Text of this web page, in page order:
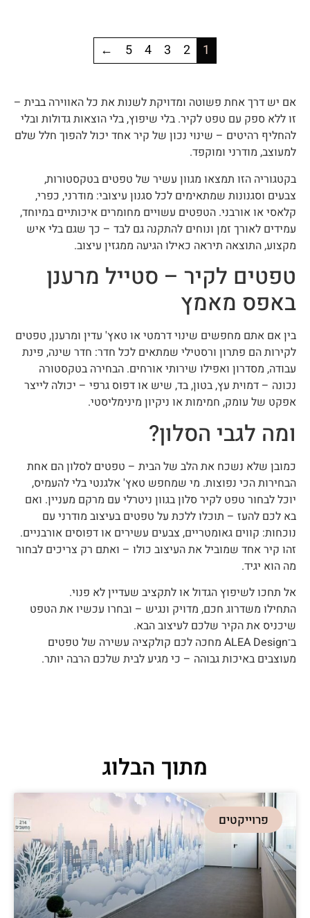
1
2
3
4
5
←
אם יש דרך אחת פשוטה ומדויקת לשנות את כל האווירה בבית –
זו ללא ספק עם טפט לקיר. בלי שיפוץ, בלי הוצאות גדולות ובלי
להחליף רהיטים – שינוי נכון של קיר אחד יכול להפוך חלל שלם
למעוצב, מודרני ומוקפד.
בקטגוריה הזו תמצאו מגוון עשיר של טפטים בטקסטורות,
צבעים וסגנונות שמתאימים לכל סגנון עיצובי: מודרני, כפרי,
קלאסי או אורבני. הטפטים עשויים מחומרים איכותיים במיוחד,
עמידים לאורך זמן ונוחים להתקנה גם לבד – כך שגם בלי איש
מקצוע, התוצאה תיראה כאילו הגיעה ממגזין עיצוב.
טפטים לקיר – סטייל מרענן
באפס מאמץ
בין אם אתם מחפשים שינוי דרמטי או טאץ' עדין ומרענן, טפטים
לקירות הם פתרון ורסטילי שמתאים לכל חדר: חדר שינה, פינת
עבודה, מסדרון ואפילו שירותי אורחים. הבחירה בטקסטורה
נכונה – דמוית עץ, בטון, בד, שיש או דפוס גרפי – יכולה לייצר
אפקט של עומק, חמימות או ניקיון מינימליסטי.
ומה לגבי הסלון?
כמובן שלא נשכח את הלב של הבית – טפטים לסלון הם אחת
הבחירות הכי נפוצות. מי שמחפש טאץ' אלגנטי בלי להעמיס,
יוכל לבחור טפט לקיר סלון בגוון ניטרלי עם מרקם מעניין. ואם
בא לכם להעז – תוכלו ללכת על טפטים בעיצוב מודרני עם
נוכחות: קווים גאומטריים, צבעים עשירים או דפוסים אורבניים.
זהו קיר אחד שמוביל את העיצוב כולו – ואתם רק צריכים לבחור
מה הוא יגיד.
אל תחכו לשיפוץ הגדול או לתקציב שעדיין לא פנוי.
התחילו משדרוג חכם, מדויק ונגיש – ובחרו עכשיו את הטפט
שיכניס את הקיר שלכם לעיצוב הבא.
ב־ALEA Design מחכה לכם קולקציה עשירה של טפטים
מעוצבים באיכות גבוהה – כי מגיע לבית שלכם הרבה יותר.
מתוך הבלוג
פרוייקטים